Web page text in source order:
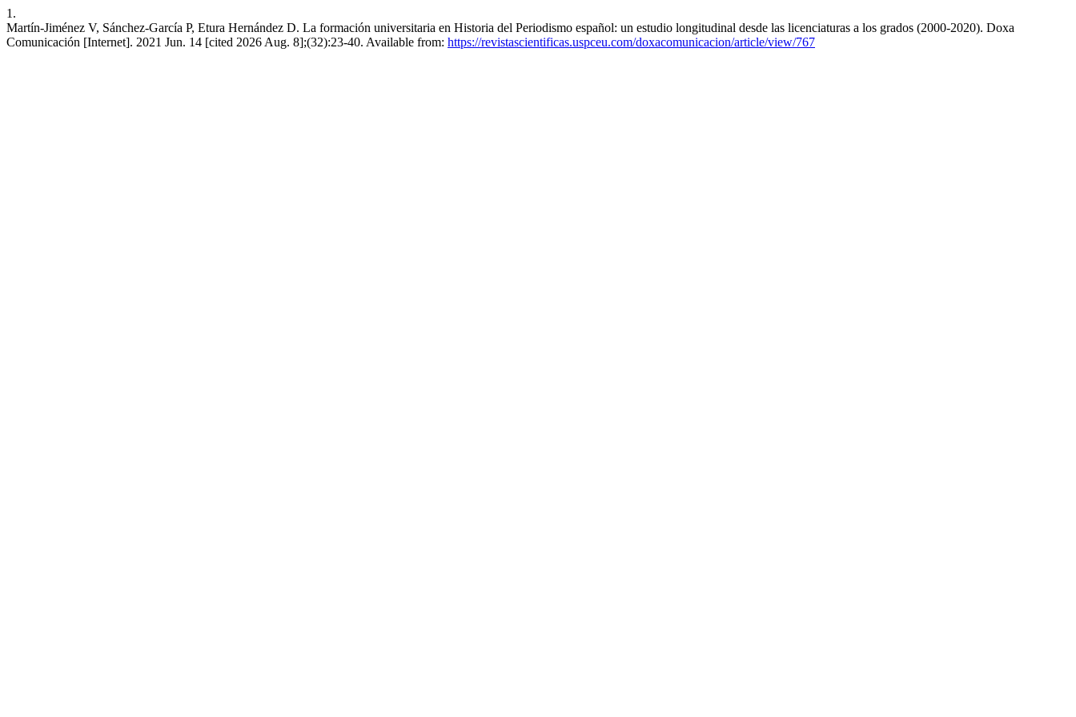
1.
Martín-Jiménez V, Sánchez-García P, Etura Hernández D. La formación universitaria en Historia del Periodismo español: un estudio longitudinal desde las licenciaturas a los grados (2000-2020). Doxa
Comunicación [Internet]. 2021 Jun. 14 [cited 2026 Aug. 8];(32):23-40. Available from: https://revistascientificas.uspceu.com/doxacomunicacion/article/view/767